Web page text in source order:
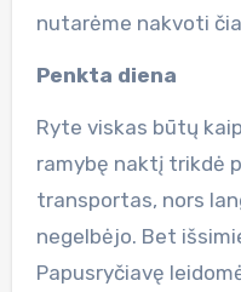
nutarėme nakvoti
Penkta diena
Ryte viskas būtų
ramybę naktį trikdė
transportas, nors
negelbėjo. Bet
Papusryčiavę